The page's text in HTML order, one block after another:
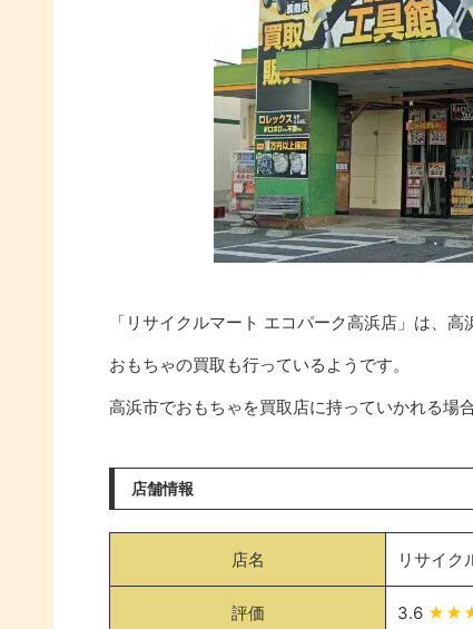
「リサイクルマート エコパーク高浜店」は、
おもちゃの買取も行っているようです。
高浜市でおもちゃを買取店に持っていかれる場
店舗情報
店名 リサイク
評価 3.6